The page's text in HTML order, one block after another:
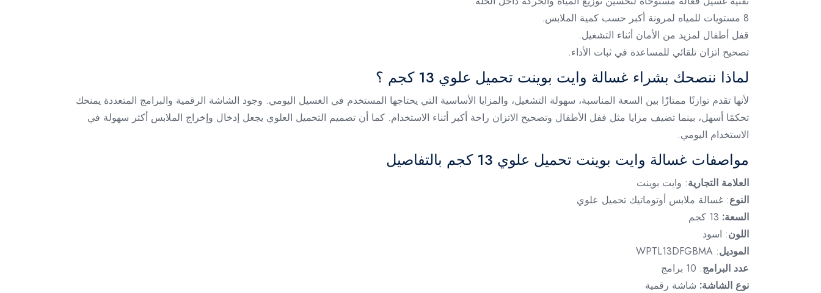
8 مستويات للمياه لمرونة أكبر حسب كمية الملابس.
قفل أطفال لمزيد من الأمان أثناء التشغيل.
تصحيح اتزان تلقائي للمساعدة في ثبات الأداء.
لماذا ننصحك بشراء غسالة وايت بوينت تحميل علوي 13 كجم ؟
لأنها تقدم توازنًا ممتازًا بين السعة المناسبة، سهولة التشغيل، والمزايا الأساسية التي يحتاجها المستخدم في الغسيل اليومي. وجود الشاشة الرقمية والبرامج المتعددة يمنحك
تحكمًا أسهل، بينما تضيف مزايا مثل قفل الأطفال وتصحيح الاتزان راحة أكبر أثناء الاستخدام. كما أن تصميم التحميل العلوي يجعل إدخال وإخراج الملابس أكثر سهولة في
الاستخدام اليومي.
مواصفات غسالة وايت بوينت تحميل علوي 13 كجم بالتفاصيل
العلامة التجارية: وايت بوينت
النوع: غسالة ملابس أوتوماتيك تحميل علوي
السعة: 13 كجم
اللون: اسود
الموديل: WPTL13DFGBMA
عدد البرامج: 10 برامج
نوع الشاشة: شاشة رقمية